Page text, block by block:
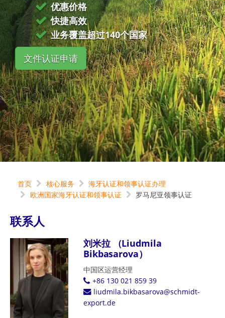
优惠价格
快捷高效
业务覆盖超过140个国家
文件认证申请
首页 核心服务
海牙认证和领事认证办理
欧洲国家海牙认证和领事认证
罗马尼亚领事认证
联系人
刘米拉 （Liudmila
Bikbasarova）
中国区运营经理
+86 130 021 859 39
liudmila.bikbasarova@schmidt-
export.de